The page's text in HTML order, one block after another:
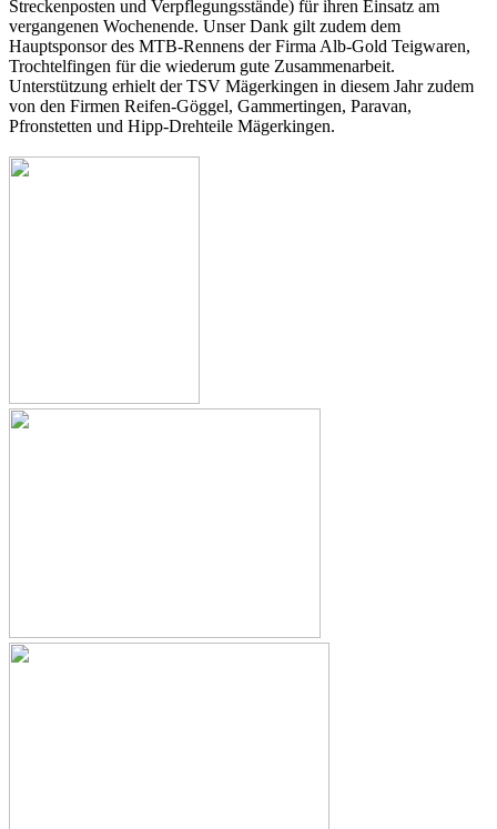
Streckenposten und Verpflegungsstände) für ihren Einsatz am
vergangenen Wochenende. Unser Dank gilt zudem dem
Hauptsponsor des MTB-Rennens der Firma Alb-Gold Teigwaren,
Trochtelfingen für die wiederum gute Zusammenarbeit.
Unterstützung erhielt der TSV Mägerkingen in diesem Jahr zudem
von den Firmen Reifen-Göggel, Gammertingen, Paravan,
Pfronstetten und Hipp-Drehteile Mägerkingen.